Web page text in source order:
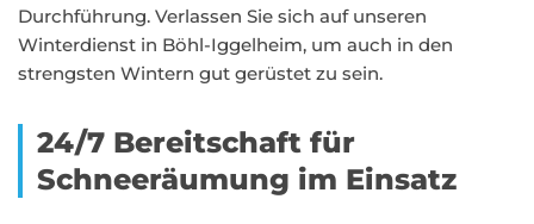
Durchführung. Verlassen Sie sich auf unseren
Winterdienst in Böhl-Iggelheim, um auch in den
strengsten Wintern gut gerüstet zu sein.
24/7 Bereitschaft für
Schneeräumung im Einsatz